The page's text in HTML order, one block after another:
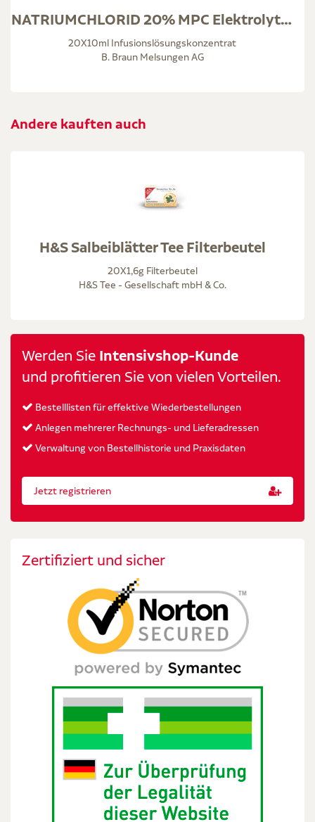
NATRIUMCHLORID 20% MPC Elektrolytkonzentrat
20X10ml Infusionslösungskonzentrat
B. Braun Melsungen AG
Andere kauften auch
H&S Salbeiblätter Tee Filterbeutel
20X1,6g Filterbeutel
H&S Tee - Gesellschaft mbH & Co.
Werden Sie Intensivshop-Kunde
und profitieren Sie von vielen Vorteilen.
Bestelllisten für effektive Wiederbestellungen
Anlegen mehrerer Rechnungs- und Lieferadressen
Verwaltung von Bestellhistorie und Praxisdaten
Jetzt registrieren
Zertifiziert und sicher